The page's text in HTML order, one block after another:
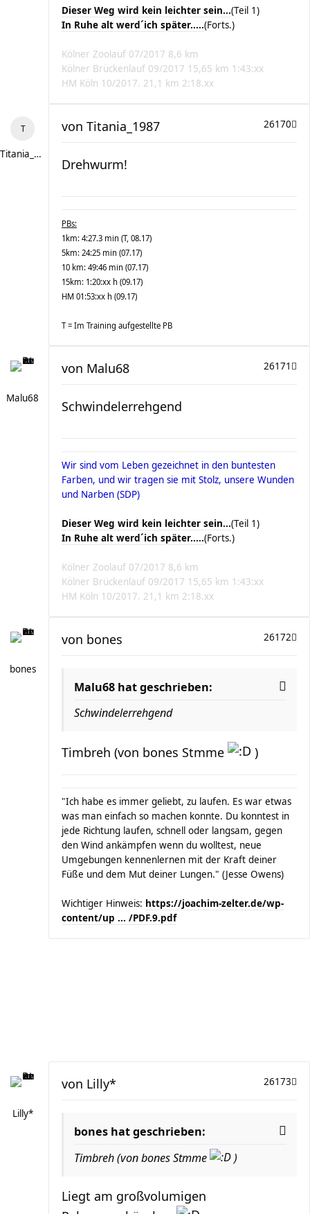
Dieser Weg wird kein leichter sein...(Teil 1)
In Ruhe alt werd´ich später.....(Forts.)
Kölner Zoolauf 07/2017 8,6 km
Kölner Brückenlauf 09/2017 15,65 km 1:43:xx
HM Köln 10/2017. 21,1 km 2:18.xx
Titania_1987
26170
von Titania_1987
Drehwurm!
PBs:
1km: 4:27.3 min (T, 08.17)
5km: 24:25 min (07.17)
10 km: 49:46 min (07.17)
15km: 1:20:xx h (09.17)
HM 01:53:xx h (09.17)
T = Im Training aufgestellte PB
Malu68
26171
von Malu68
Schwindelerrehgend
Wir sind vom Leben gezeichnet in den buntesten
Farben, und wir tragen sie mit Stolz, unsere Wunden
und Narben (SDP)
Dieser Weg wird kein leichter sein...(Teil 1)
In Ruhe alt werd´ich später.....(Forts.)
Kölner Zoolauf 07/2017 8,6 km
Kölner Brückenlauf 09/2017 15,65 km 1:43:xx
HM Köln 10/2017. 21,1 km 2:18.xx
bones
26172
von bones
Malu68 hat geschrieben:
Schwindelerrehgend
Timbreh (von bones Stmme )
"Ich habe es immer geliebt, zu laufen. Es war etwas
was man einfach so machen konnte. Du konntest in
jede Richtung laufen, schnell oder langsam, gegen
den Wind ankämpfen wenn du wolltest, neue
Umgebungen kennenlernen mit der Kraft deiner
Füße und dem Mut deiner Lungen." (Jesse Owens)
Wichtiger Hinweis: https://joachim-zelter.de/wp-
content/up ... /PDF.9.pdf
Lilly*
26173
von Lilly*
bones hat geschrieben:
Timbreh (von bones Stmme
)
Liegt am großvolumigen